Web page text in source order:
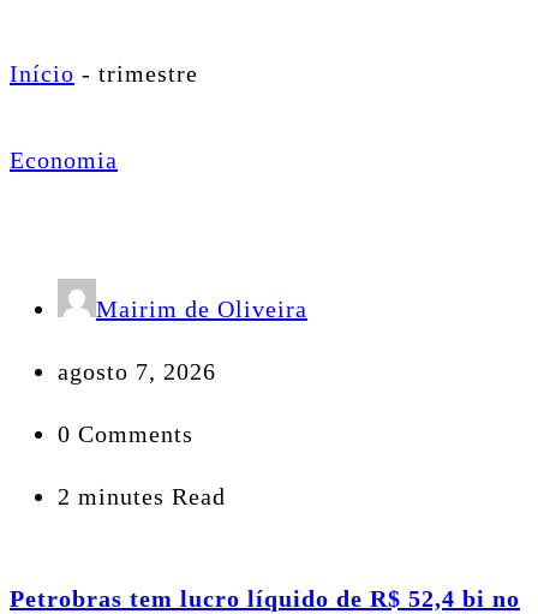
Início - trimestre
Economia
Mairim de Oliveira
agosto 7, 2026
0 Comments
2 minutes Read
Petrobras tem lucro líquido de R$ 52,4 bi no